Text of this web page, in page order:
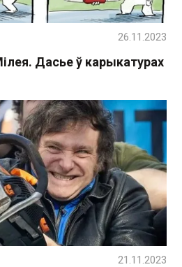
Дасье ў карыкатурах
26.11.2023
21.11.2023